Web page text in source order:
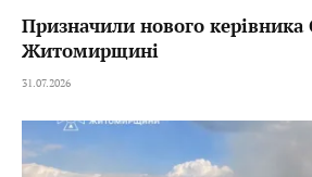
Призначили нового
Житомирщині
31.07.2026